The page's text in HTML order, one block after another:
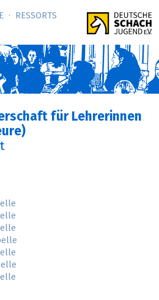
RESSORTS
für Lehrerinnen